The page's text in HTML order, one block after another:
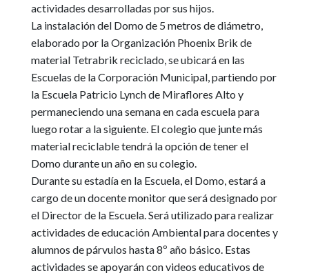
actividades desarrolladas por sus hijos.
La instalación del Domo de 5 metros de diámetro,
elaborado por la Organización Phoenix Brik de
material Tetrabrik reciclado, se ubicará en las
Escuelas de la Corporación Municipal, partiendo por
la Escuela Patricio Lynch de Miraflores Alto y
permaneciendo una semana en cada escuela para
luego rotar a la siguiente. El colegio que junte más
material reciclable tendrá la opción de tener el
Domo durante un año en su colegio.
Durante su estadía en la Escuela, el Domo, estará a
cargo de un docente monitor que será designado por
el Director de la Escuela. Será utilizado para realizar
actividades de educación Ambiental para docentes y
alumnos de párvulos hasta 8º año básico. Estas
actividades se apoyarán con videos educativos de